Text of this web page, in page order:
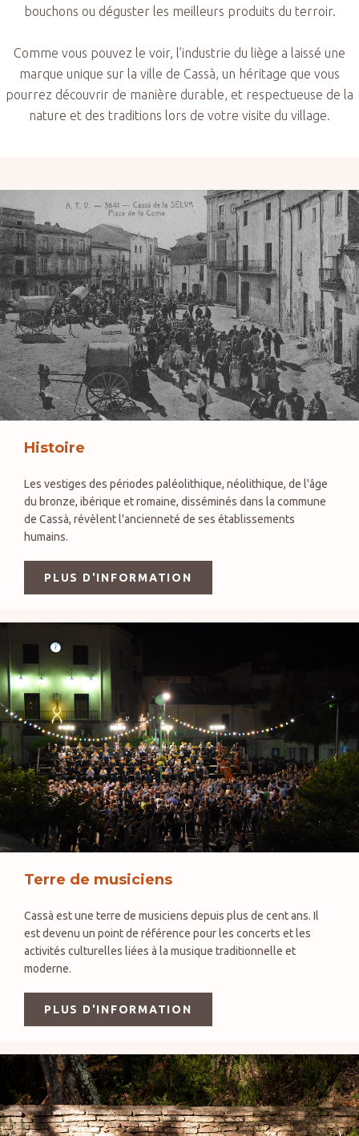
bouchons ou déguster les meilleurs produits du terroir.
Comme vous pouvez le voir, l’industrie du liège a laissé une
marque unique sur la ville de Cassà, un héritage que vous
pourrez découvrir de manière durable, et respectueuse de la
nature et des traditions lors de votre visite du village.
Histoire
Les vestiges des périodes paléolithique, néolithique, de l'âge
du bronze, ibérique et romaine, disséminés dans la commune
de Cassà, révèlent l'ancienneté de ses établissements
humains.
PLUS D'INFORMATION
Terre de musiciens
Cassà est une terre de musiciens depuis plus de cent ans. Il
est devenu un point de référence pour les concerts et les
activités culturelles liées à la musique traditionnelle et
moderne.
PLUS D'INFORMATION